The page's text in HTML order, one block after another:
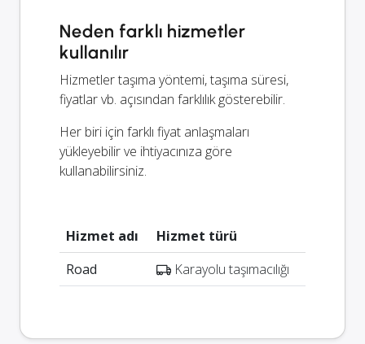
Neden farklı hizmetler
kullanılır
Hizmetler taşıma yöntemi, taşıma süresi,
fiyatlar vb. açısından farklılık gösterebilir.
Her biri için farklı fiyat anlaşmaları
yükleyebilir ve ihtiyacınıza göre
kullanabilirsiniz.
Hizmet adı
Hizmet türü
Road
Karayolu taşımacılığı